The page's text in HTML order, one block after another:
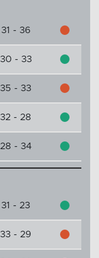
31 - 36
30 - 33
35 - 33
32 - 28
28 - 34
31 - 23
33 - 29